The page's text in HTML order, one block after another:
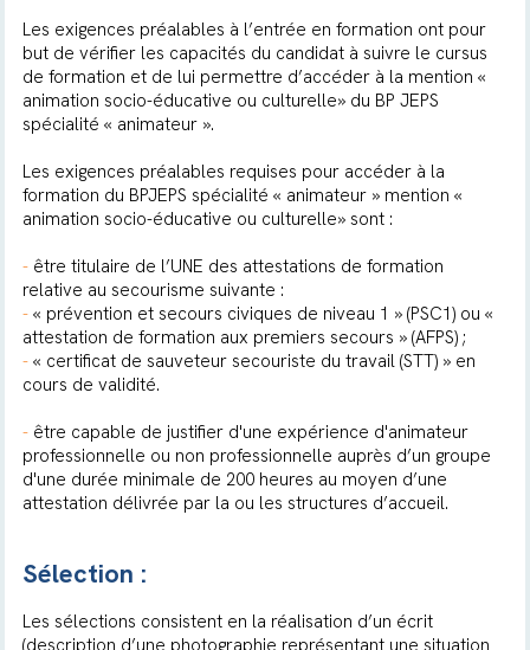
Les exigences préalables à l’entrée en formation ont pour
but de vérifier les capacités du candidat à suivre le cursus
de formation et de lui permettre d’accéder à la mention «
animation socio-éducative ou culturelle» du BP JEPS
spécialité « animateur ».
Les exigences préalables requises pour accéder à la
formation du BPJEPS spécialité « animateur » mention «
animation socio-éducative ou culturelle» sont :
-être titulaire de l’UNE des attestations de formation
relative au secourisme suivante :
-« prévention et secours civiques de niveau 1 » (PSC1) ou «
attestation de formation aux premiers secours » (AFPS) ;
-« certificat de sauveteur secouriste du travail (STT) » en
cours de validité.
- être capable de justifier d'une expérience d'animateur
professionnelle ou non professionnelle auprès d’un groupe
d'une durée minimale de 200 heures au moyen d’une
attestation délivrée par la ou les structures d’accueil.
Sélection :
Les sélections consistent en la réalisation d’un écrit
(description d’une photographie représentant une situation